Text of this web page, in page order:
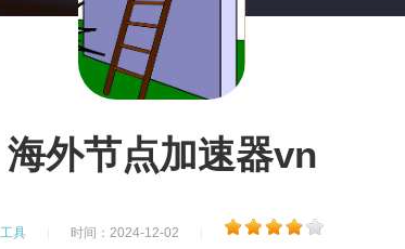
海外节点加速器vn
工具 时间：2024-12-02